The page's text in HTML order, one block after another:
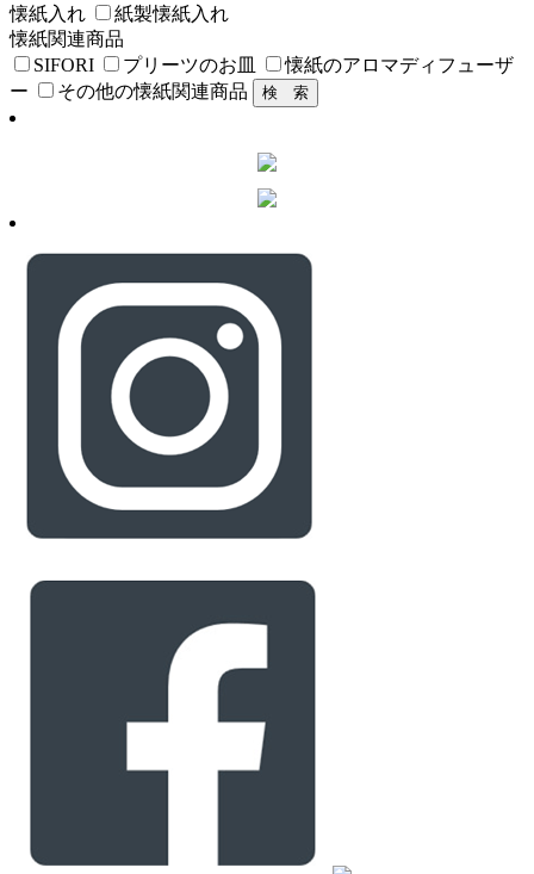
懐紙入れ
紙製懐紙入れ
懐紙関連商品
SIFORI
プリーツのお皿
懐紙のアロマディフューザ
ー
その他の懐紙関連商品